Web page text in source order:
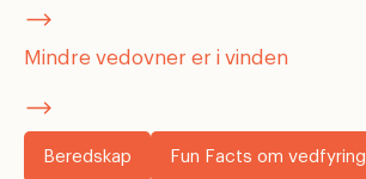
Mindre vedovner er i vinden
Beredskap Fun Facts om vedfyring